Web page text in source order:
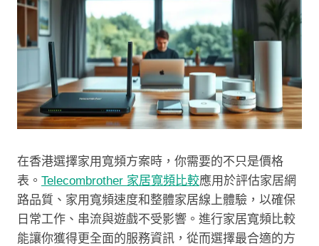
在香港選擇家用寬頻方案時，你需要的不只是價格
表。 Telecombrother 家居寬頻比較應用於評估家居網
路品質、家用寬頻速度和整體家居線上體驗，以確保
日常工作、串流與遊戲不受影響。進行家居寬頻比較
能讓你獲得更全面的服務資訊，從而選擇最合適的方